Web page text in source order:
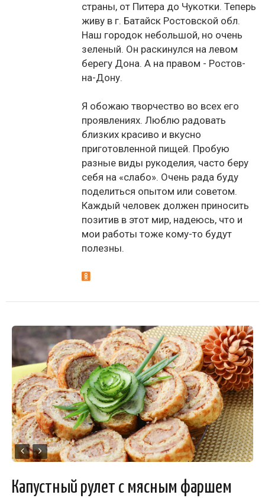
страны, от Питера до Чукотки. Теперь
живу в г. Батайск Ростовской обл.
Наш городок небольшой, но очень
зеленый. Он раскинулся на левом
берегу Дона. А на правом - Ростов-
на-Дону.
Я обожаю творчество во всех его
проявлениях. Люблю радовать
близких красиво и вкусно
приготовленной пищей. Пробую
разные виды рукоделия, часто беру
себя на «слабо». Очень рада буду
поделиться опытом или советом.
Каждый человек должен приносить
позитив в этот мир, надеюсь, что и
мои работы тоже кому-то будут
полезны.
Капустный рулет с мясным фаршем